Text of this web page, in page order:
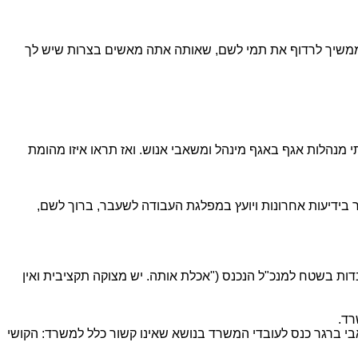
לרדוף את תמי לשם, שאותה אתה מאשים בצרות שיש לך
טוען כי הנציבות החליטה שלמשרד בגודל שלו (160 עובדים) מגיעות שתי מנהלות אגף באגף מינהל ומשאבי אנוש. ואז תראו איזו מהומת
אחרונות ויועץ במפלגת העבודה לשעבר, ברוך לשם,
בשטח למנכ"ל הנכנס ("אכלת אותה. יש מצוקה תקציבית ואין
כנס לעובדי המשרד בנושא שאינו קשור כלל למשרד: הקושי